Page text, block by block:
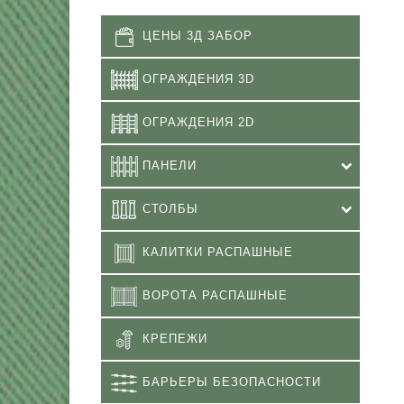
ЦЕНЫ 3Д ЗАБОР
ОГРАЖДЕНИЯ 3D
ОГРАЖДЕНИЯ 2D
ПАНЕЛИ
СТОЛБЫ
КАЛИТКИ РАСПАШНЫЕ
ВОРОТА РАСПАШНЫЕ
КРЕПЕЖИ
БАРЬЕРЫ БЕЗОПАСНОСТИ